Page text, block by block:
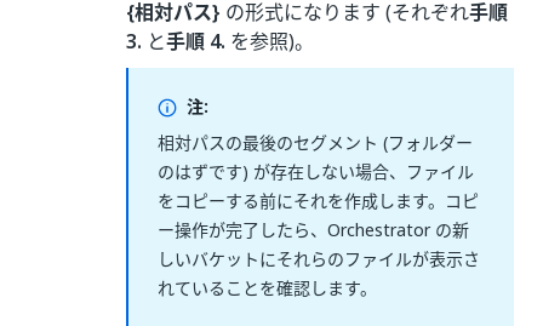
{相対パス} の形式になります (それぞれ手順
3. と手順 4. を参照)。
注:
相対パスの最後のセグメント (フォルダー
のはずです) が存在しない場合、ファイル
をコピーする前にそれを作成します。コピ
ー操作が完了したら、Orchestrator の新
しいバケットにそれらのファイルが表示さ
れていることを確認します。